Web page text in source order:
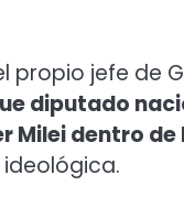
propio jefe de
diputado
Milei dentro de